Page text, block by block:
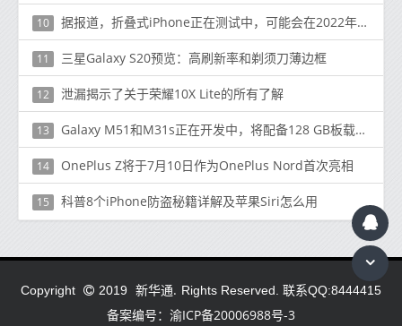
10 据报道，折叠式iPhone正在测试中，可能会在2022年9月发布
11 三星Galaxy S20预览：高刷新率和剃须刀薄边框
12 泄漏揭示了关于荣耀10X Lite的所有了解
13 Galaxy M51和M31s正在开发中，将配备128 GB板载内存
14 OnePlus Z将于7月10日作为OnePlus Nord首次亮相
15 科普8个iPhone防盗秘籍详解及苹果Siri怎么用
Copyright 2019 新华通. Rights Reserved. 联系QQ:8444415
备案编号：渝ICP备20006988号-3